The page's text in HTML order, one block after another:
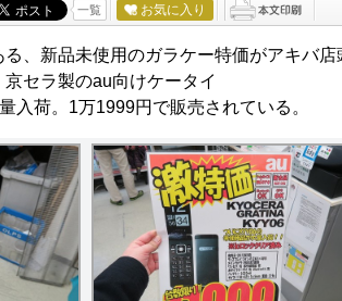
一覧 お気に入り
、新品未使用のガラケー特価がアキバ店
セラ製のau向けケータイ
入荷。1万1999円で販売されている。